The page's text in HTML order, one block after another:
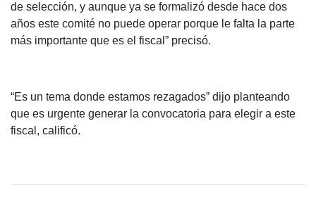
de selección, y aunque ya se formalizó desde hace dos
años este comité no puede operar porque le falta la parte
más importante que es el fiscal” precisó.
“Es un tema donde estamos rezagados” dijo planteando
que es urgente generar la convocatoria para elegir a este
fiscal, calificó.